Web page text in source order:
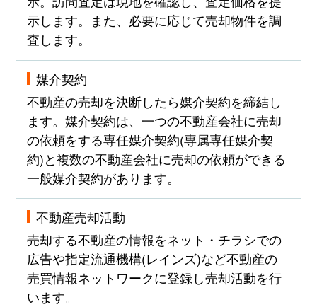
示します。また、必要に応じて売却物件を調
査します。
媒介契約
不動産の売却を決断したら媒介契約を締結し
ます。媒介契約は、一つの不動産会社に売却
の依頼をする専任媒介契約(専属専任媒介契
約)と複数の不動産会社に売却の依頼ができる
一般媒介契約があります。
不動産売却活動
売却する不動産の情報をネット・チラシでの
広告や指定流通機構(レインズ)など不動産の
売買情報ネットワークに登録し売却活動を行
います。